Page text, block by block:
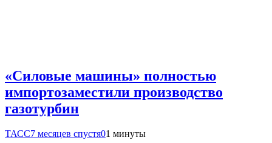
«Силовые машины» полностью
импортозаместили производство
газотурбин
ТАСС7 месяцев спустя01 минуты